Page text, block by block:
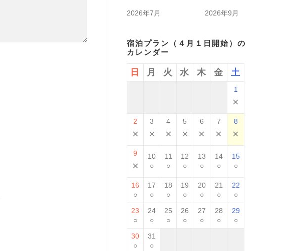
2026年7月 2026年9月
宿泊プラン（４月１日開始）の
カレンダー
日 月 火 水 木 金 土
1
×
2
×
3
×
4
×
5
×
6
×
7
×
8
×
9
×
10
○
11
○
12
○
13
○
14
○
15
○
16
○
17
○
18
○
19
○
20
○
21
○
22
○
23
○
24
○
25
○
26
○
27
○
28
○
29
○
30
○
31
○